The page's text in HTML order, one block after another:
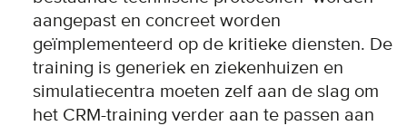
aangepast en concreet worden
geïmplementeerd op de kritieke diensten. De
training is generiek en ziekenhuizen en
simulatiecentra moeten zelf aan de slag om
het CRM-training verder aan te passen aan